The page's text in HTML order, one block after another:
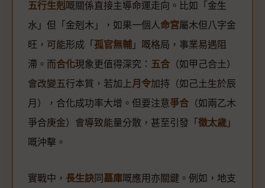
五行生剋嘅關係直接主導命運走向。比如「金生
水」但「金剋木」，如果一個人 命宮屬木但八字金
旺，可能形成「 孤官無輔 」嘅格局，事業易遇阻
滯。而合化現象更值得深究： 五合 （如甲己合土）
會改變五行本質，若加上 月令加持（如己土生於辰
月），合化成功率大增。但要注意爭合 （如兩乙木
爭合庚金）會導致能量分散，甚至引發「 徵太歲 」
嘅沖擊。
實戰中， 長生訣 同 墓庫嘅應用亦關鍵。例如，地支